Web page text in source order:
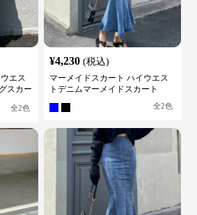
エス
スカー
全2色
¥4,230 (税込)
マーメイドスカート ハイウエス
トデニムマーメイドスカート
全2色